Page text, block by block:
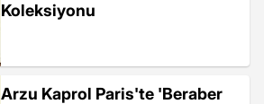
Koleksiyonu
Arzu Kaprol Paris'te 'Beraber